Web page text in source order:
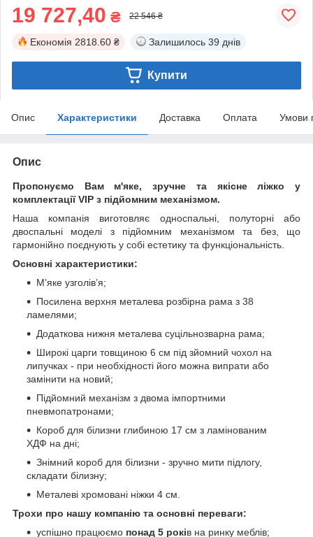
19 727,40 ₴ 22 546 ₴
Економія 2818.60 ₴ Залишилось 39 днів
Купити
Опис Характеристики Доставка Оплата Умови
Опис
Пропонуємо Вам м'яке, зручне та якiсне ліжко у
комплектації VIP з підйомним механізмом.
Наша компанія виготовляє односпальні, полуторні або
двоспальні моделі з підйомним механізмом та без, що
гармонійно поєднують у собі естетику та функціональність.
Основні характеристики:
М’яке узголів’я;
Посилена верхня металева розбірна рама з 38
ламелями;
Додаткова нижня металева суцільнозварна рама;
Широкі царги товщиною 6 см під зйомний чохол на
липучках - при необхідності його можна випрати або
замінити на новий;
Підйомний механізм з двома імпортними
пневмопатронами;
Короб для білизни глибиною 17 см з ламінованим
ХДФ на дні;
Знімний короб для білизни - зручно мити підлогу,
складати білизну;
Металеві хромовані ніжки 4 см.
Трохи про нашу компанію та основні переваги:
успішно працюємо понад 5 років на ринку меблів;